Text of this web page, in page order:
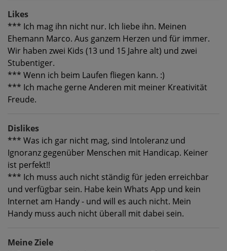
Likes
*** Ich mag ihn nicht nur. Ich liebe ihn. Meinen
Ehemann Marco. Aus ganzem Herzen und für immer.
Wir haben zwei Kids (13 und 15 Jahre alt) und zwei
Stubentiger.
*** Wenn ich beim Laufen fliegen kann. :)
*** Ich mache gerne Anderen mit meiner Kreativität
Freude.
Dislikes
*** Was ich gar nicht mag, sind Intoleranz und
Ignoranz gegenüber Menschen mit Handicap. Keiner
ist perfekt!!
*** Ich muss auch nicht ständig für jeden erreichbar
und verfügbar sein. Habe kein Whats App und kein
Internet am Handy - und will es auch nicht. Mein
Handy muss auch nicht überall mit dabei sein.
Meine Ziele